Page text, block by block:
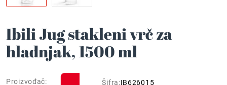
Ibili Jug stakleni vrč za
hladnjak, 1500 ml
Proizvođač: Šifra:IB626015